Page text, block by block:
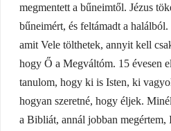
megmentett a bűneimtől. Jézus
bűneimért, és feltámadt a
amit Vele tölthetek, annyit kell
hogy Ő a Megváltóm. 15 évesen
tanulom, hogy ki is Isten, ki
hogyan szeretné, hogy éljek.
a Bibliát, annál jobban megértem,